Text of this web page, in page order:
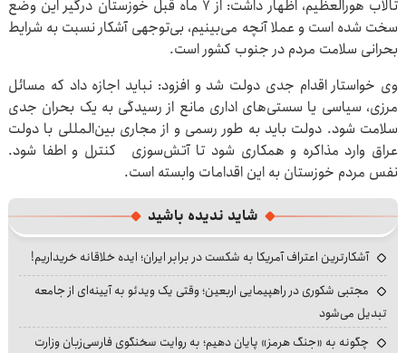
تالاب هورالعظیم، اظهار داشت: از ۷ ماه قبل خوزستان درگیر این وضع
سخت شده است و عملا آنچه می‌بینیم، بی‌توجهی آشکار نسبت به شرایط
بحرانی سلامت مردم در جنوب کشور است.
وی خواستار اقدام جدی دولت شد و افزود: نباید اجازه داد که مسائل
مرزی، سیاسی یا سستی‌های اداری مانع از رسیدگی به یک بحران جدی
سلامت شود. دولت باید به طور رسمی و از مجاری بین‌المللی با دولت
عراق وارد مذاکره و همکاری شود تا آتش‌سوزی‌ کنترل و اطفا شود.
نفس مردم خوزستان به این اقدامات وابسته است.
شاید ندیده باشید
آشکارترین اعتراف آمریکا به شکست در برابر ایران؛ ایده خلاقانه خریداریم!
مجتبی شکوری در راهپیمایی اربعین؛ وقتی یک ویدئو به آیینه‌ای از جامعه
تبدیل می‌شود
چگونه به «جنگ هرمز» پایان دهیم؛ به روایت سخنگوی فارسی‌زبان وزارت